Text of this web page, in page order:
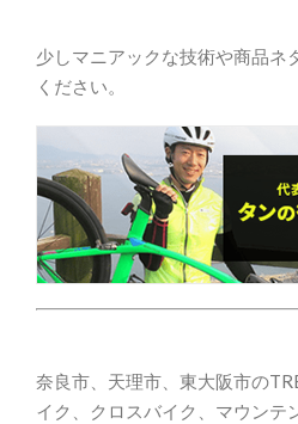
少しマニアックな技術や商品ネ
ください。
奈良市、天理市、東大阪市の
イク、クロスバイク、マウンテ